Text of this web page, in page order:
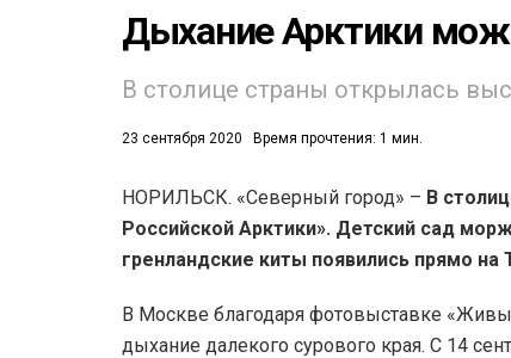
Дыхание Арктики
В столице страны открылась
23 сентября 2020 Время прочтения: 1 мин.
НОРИЛЬСК. «Северный город» – В
Российской Арктики». Детский сад
гренландские киты появились прямо на
В Москве благодаря фотовыставке
дыхание далекого сурового края. С 14